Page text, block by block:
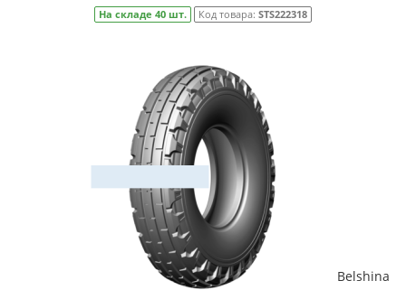
На складе 40 шт. Код товара: STS222318
Belshina